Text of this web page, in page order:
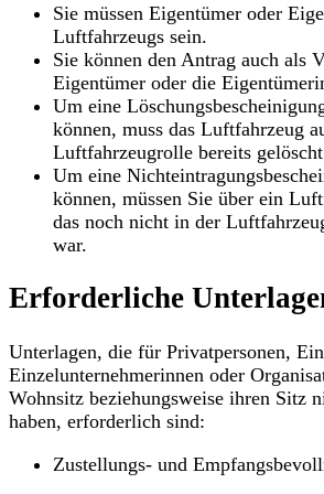
Sie müssen Eigentümer oder
Luftfahrzeugs sein.
Sie können den Antrag auch als
Eigentümer oder die
Um eine
können, muss das Luftfahrzeug
Luftfahrzeugrolle bereits
Um eine
können, müssen Sie über ein
das noch nicht in der
war.
Erforderliche
Unterlagen, die für Privatpersonen,
Einzelunternehmerinnen oder
Wohnsitz beziehungsweise ihren Sitz
haben, erforderlich sind:
Zustellungs- und